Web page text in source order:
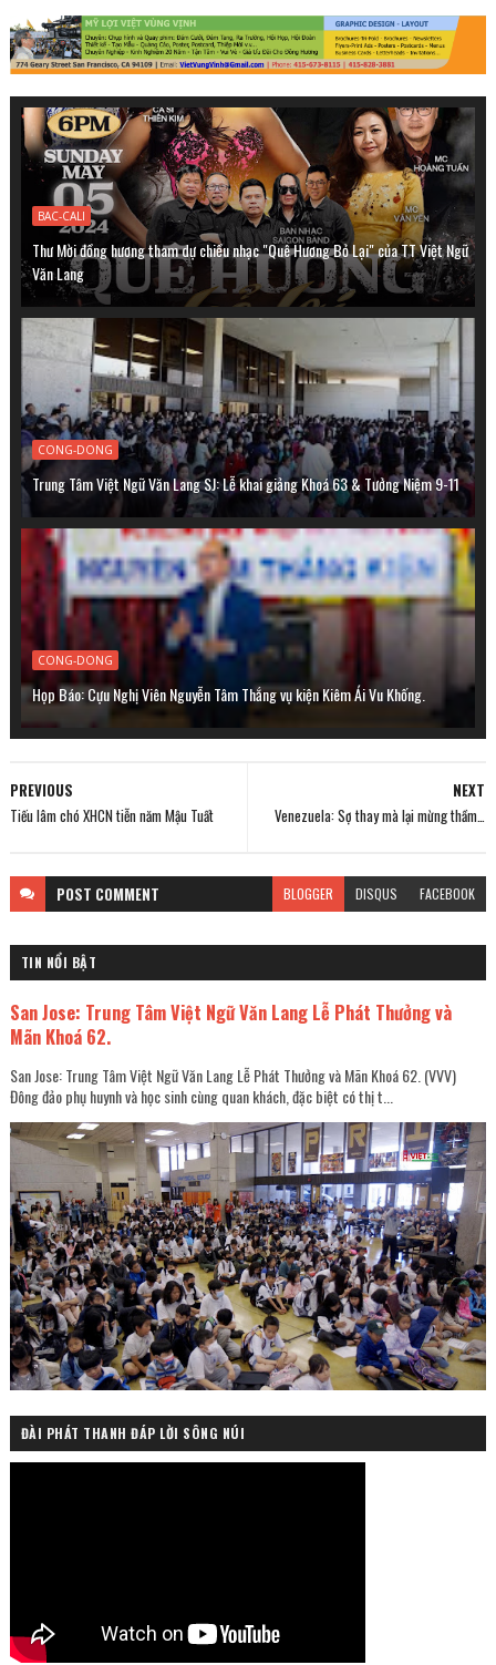
BAC-CALI
Thư Mời đồng hương tham dự chiều nhạc "Quê Hương Bỏ Lại" của TT Việt Ngữ
Văn Lang
CONG-DONG
Trung Tâm Việt Ngữ Văn Lang SJ: Lễ khai giảng Khoá 63 & Tưởng Niệm 9-11
CONG-DONG
Họp Báo: Cựu Nghị Viên Nguyễn Tâm Thắng vụ kiện Kiêm Ái Vu Khống.
NEXT
Venezuela: Sợ thay mà lại mừng thầm…
PREVIOUS
Tiếu lâm chó XHCN tiễn năm Mậu Tuất
POST COMMENT BLOGGER DISQUS FACEBOOK
TIN NỔI BẬT
San Jose: Trung Tâm Việt Ngữ Văn Lang Lễ Phát Thưởng và
Mãn Khoá 62.
San Jose: Trung Tâm Việt Ngữ Văn Lang Lễ Phát Thưởng và Mãn Khoá 62. (VVV)
Đông đảo phụ huynh và học sinh cùng quan khách, đặc biệt có thị t...
ĐÀI PHÁT THANH ĐÁP LỜI SÔNG NÚI